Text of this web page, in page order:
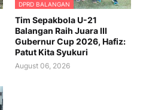
DPRD BALANGAN
Tim Sepakbola U-21
Balangan Raih Juara III
Gubernur Cup 2026, Hafiz:
Patut Kita Syukuri
August 06, 2026